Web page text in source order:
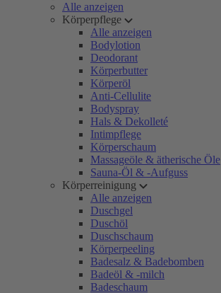
Alle anzeigen
Körperpflege
Alle anzeigen
Bodylotion
Deodorant
Körperbutter
Körperöl
Anti-Cellulite
Bodyspray
Hals & Dekolleté
Intimpflege
Körperschaum
Massageöle & ätherische Öle
Sauna-Öl & -Aufguss
Körperreinigung
Alle anzeigen
Duschgel
Duschöl
Duschschaum
Körperpeeling
Badesalz & Badebomben
Badeöl & -milch
Badeschaum